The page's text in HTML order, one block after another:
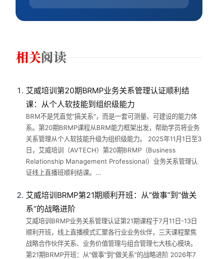
艾威培训第20期BRMP业务关系管理认证顺利结
课：从个人软技能到组织级能力
BRM不是凭直觉"搞关系"，而是一套可测量、可建设的能力体
系。第20期BRMP课程从BRM能力框架出发，帮助学员将业务
关系管理从个人软技能升级为组织级能力。 2025年11月1日至3
日，艾威培训（AVTECH）第20期BRMP（Business
Relationship Management Professional）业务关系管理认
证线上直播班顺利结课。...
艾威培训BRMP第21期顺利开班：从“做事”到“做关
系”的战略进阶
艾威培训BRMP业务关系管理认证第21期课程于7月11日-13日
顺利开班，线上直播模式汇聚各行业业务伙伴，三天课程聚焦
战略合作伙伴关系、业务价值管理与组合管理七大核心模块。
第21期BRMP开班：从"做事"到"做关系"的战略进阶 2026年7